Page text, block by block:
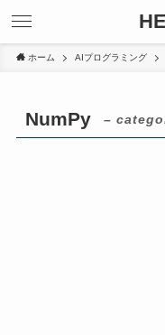
ホーム AIプログラミング
NumPy –